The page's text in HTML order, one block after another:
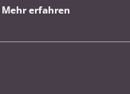
Mehr erfahren